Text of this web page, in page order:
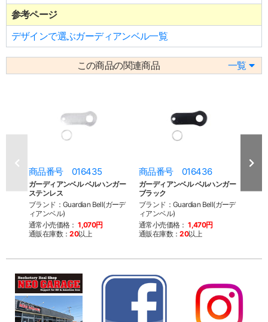
参考ページ
デザインで選ぶガーディアンベル一覧
この商品の関連商品 一覧
商品番号 016435
ガーディアンベル ベルハンガー
ステンレス
ブランド：Guardian Bell(ガーデ
ィアンベル)
通常小売価格： 1,070円
通販在庫数：20以上
商品番号 016436
ガーディアンベル ベルハンガー
ブラック
ブランド：Guardian Bell(ガーデ
ィアンベル)
通常小売価格： 1,470円
通販在庫数：20以上
Claw